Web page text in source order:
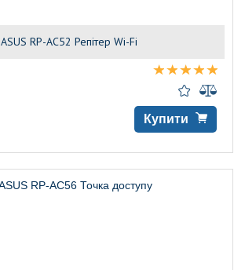
ASUS RP-AC52 Репітер Wi-Fi
Купити